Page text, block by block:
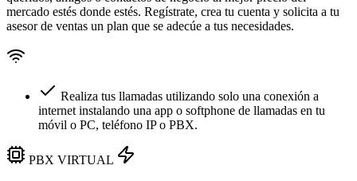
mercado estés donde estés. Regístrate, crea tu cuenta y solicita a tu
asesor de ventas un plan que se adecúe a tus necesidades.
Realiza tus llamadas utilizando solo una conexión a
internet instalando una app o softphone de llamadas en tu
móvil o PC, teléfono IP o PBX.
PBX VIRTUAL